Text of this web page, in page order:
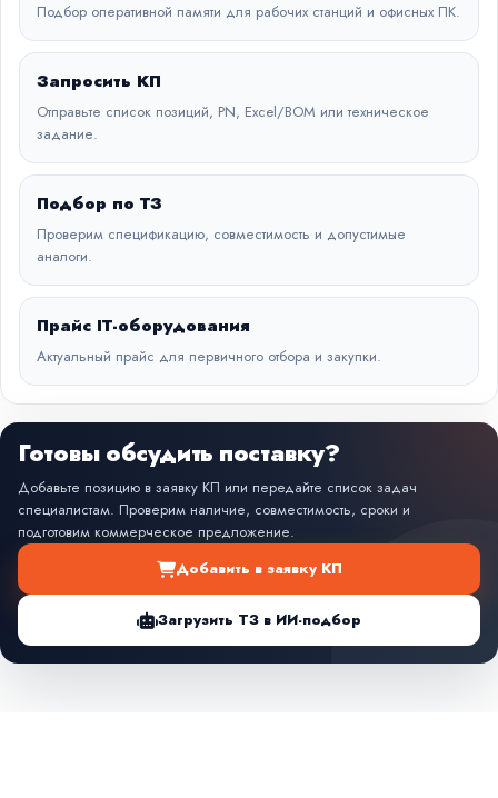
Подбор оперативной памяти для рабочих станций и офисных ПК.
Запросить КП
Отправьте список позиций, PN, Excel/BOM или техническое
задание.
Подбор по ТЗ
Проверим спецификацию, совместимость и допустимые
аналоги.
Прайс IT-оборудования
Актуальный прайс для первичного отбора и закупки.
Готовы обсудить поставку?
Добавьте позицию в заявку КП или передайте список задач
специалистам. Проверим наличие, совместимость, сроки и
подготовим коммерческое предложение.
Добавить в заявку КП
Загрузить ТЗ в ИИ-подбор